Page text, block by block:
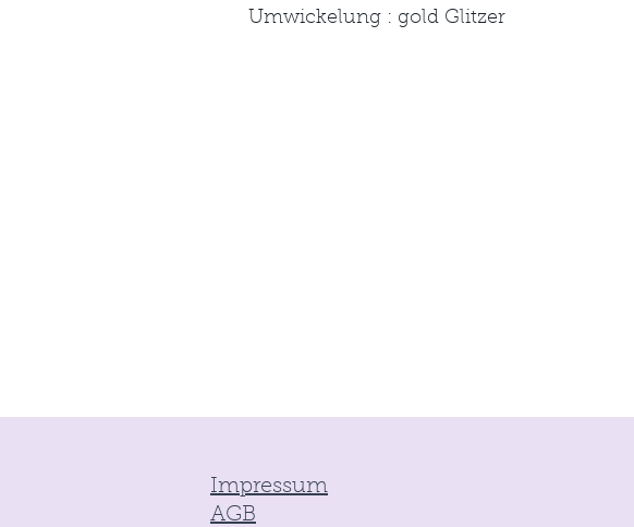
Umwickelung : gold Glitzer
Impressum
AGB